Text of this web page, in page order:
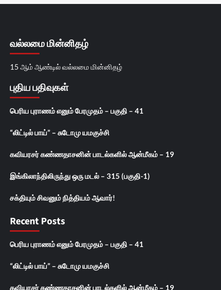
வல்லமை மின்னிதழ்
15 ஆம் ஆண்டில் வல்லமை மின்னிதழ்
புதிய பதிவுகள்
பெரிய புராணம் எனும் பேரமுதம் – பகுதி – 41
“லிட்டில் பாய்” – சுடோமு யமகுச்சி
கவியரசர் கண்ணதாசனின் பாடல்களில் ஆன்மீகம் – 19
இங்கிலாந்திலிருந்து ஒரு மடல் – 315 (பகுதி-1)
சக்தியும் சிவனும் நித்தியம் ஆவார்!
Recent Posts
பெரிய புராணம் எனும் பேரமுதம் – பகுதி – 41
“லிட்டில் பாய்” – சுடோமு யமகுச்சி
கவியரசர் கண்ணதாசனின் பாடல்களில் ஆன்மீகம் – 19